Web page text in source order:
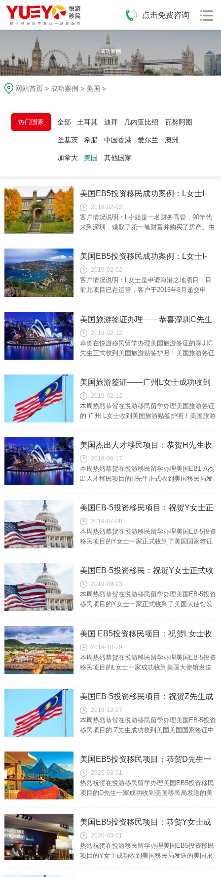
点击免费咨询
网站首页> 成功案例 > 美国 >
热门国家 全部 土耳其 迪拜 几内亚比绍 瓦努阿图
圣基茨 希腊 中国香港 爱尔兰 澳洲
加拿大 美国 其他国家
美国EB5投资移民成功案例：L女士I-
526获批
2019-02-02
客户情况说明：L小姐是一名财务高管，90年代
来到深圳，赚取了第一笔财富并购买了房产。由
美国EB5投资移民成功案例：L女士I-
829获批并已安排寄出新绿
2019-02-02
客户情况说明：L女士是申请海港之地项目，目
前此项目已在运营，客户于2015年8月递交申
美国旅游签证办理——恭喜深圳C先生
正式收到美国旅游贴签护照
2019-02-12
恭贺在悦游移民留学办理美国旅游签证的深圳C
先生正式收到美国旅游贴签护照！美国旅游签证
美国旅游签证——广州L女士成功收到
美国旅游贴签护照
2019-02-12
本周热烈恭贺在悦游移民留学办理美国旅游签证
的 广州 L女士收到美国旅游贴签护照！美国旅游
美国杰出人才移民项目：恭贺H先生收
到美国EB1A杰出人才档案信！
2019-06-17
本周热烈恭贺在悦游移民留学办理美国EB1-A杰
出人才移民项目的H先生正式收到美国移民局发
美国EB-5投资移民项目：祝贺Y女士正
式收到美国EB5面试通知信！
2019-07-08
本周热烈恭贺在悦游移民留学办理美国EB-5投资
移民项目的Y女士一家正式收到了美国国家签证
美国EB-5投资移民：祝贺Y女士正式收
到美国EB5投资移民签证
2019-09-23
本周热烈恭贺在悦游移民留学办理美国EB-5投资
移民项目的Y女士一家正式收到了美国大使馆发
美国 EB5投资移民项目：祝贺L女士收
到排期信
2019-10-29
本周热烈恭贺在悦游移民留学办理美国EB-5投资
移民项目的L女士一家成功收到美国大使馆发送
美国EB-5投资移民项目：祝贺Z先生成
功收到NVC缴费通知信
2019-12-27
本周热烈恭贺在悦游移民留学办理美国EB-5投资
移民项目的 Z先生成功收到美国美国国家签证中
美国EB5投资移民项目：恭贺D先生一
家成功收到美国移民局发送的美国绿卡
2020-03-01
热烈祝贺在悦游移民留学办理美国EB5投资移民
项目的D先生一家成功收到美国移民局发送的美
美国EB5投资移民项目：恭贺Y女士成
功收到美国移民局发送的美国永久绿卡
2020-03-01
热烈祝贺在悦游移民留学办理美国EB5投资移民
项目的Y女士成功收到美国移民局发送的美国永